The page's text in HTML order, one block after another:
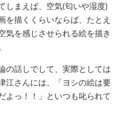
しまえば、空気(匂いや湿度)
を描くくらいならば、たとえ
気を感じさせられる絵を描き
の話しでして、実際としては
江さんには、「ヨシの絵は要
よっ！！」といつも叱られて